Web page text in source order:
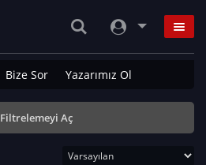
Bize Sor Yazarımız Ol
Filtrelemeyi Aç